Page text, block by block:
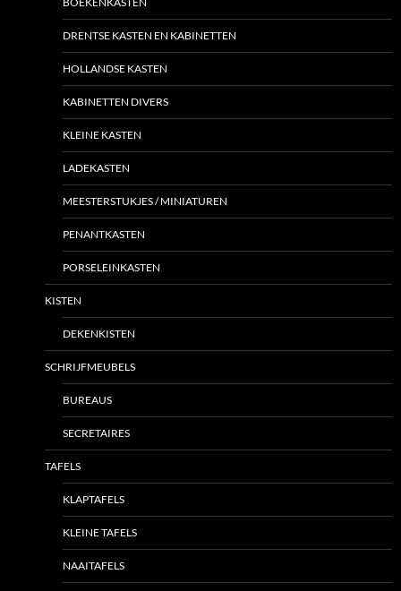
DRENTSE KASTEN EN KABINETTEN
HOLLANDSE KASTEN
KABINETTEN DIVERS
KLEINE KASTEN
LADEKASTEN
MEESTERSTUKJES / MINIATUREN
PENANTKASTEN
PORSELEINKASTEN
KISTEN
DEKENKISTEN
SCHRIJFMEUBELS
BUREAUS
SECRETAIRES
TAFELS
KLAPTAFELS
KLEINE TAFELS
NAAITAFELS